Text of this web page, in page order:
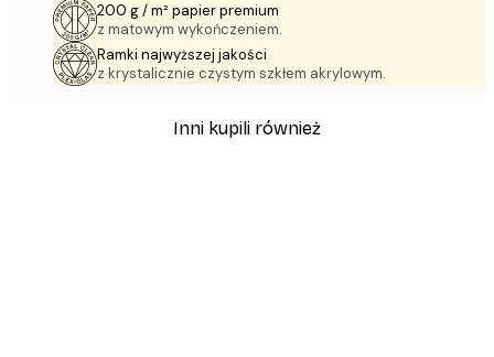
200 g / m² papier premium
z matowym wykończeniem.
Ramki najwyższej jakości
z krystalicznie czystym szkłem akrylowym.
Inni kupili również